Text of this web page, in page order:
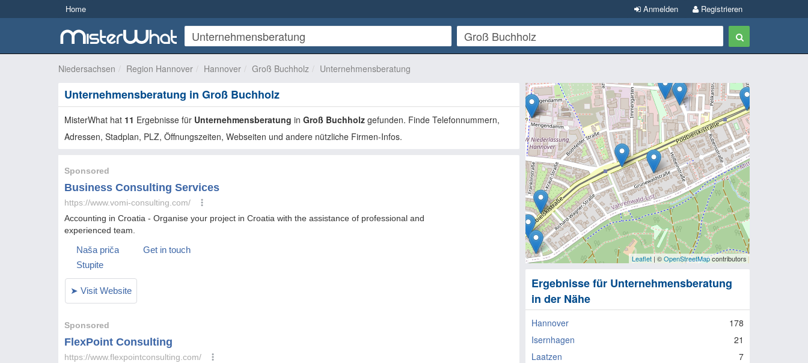
Home Registrieren
Anmelden
Niedersachsen Region Hannover Hannover Groß Buchholz Unternehmensberatung
Unternehmensberatung in Groß Buchholz
MisterWhat hat 11 Ergebnisse für Unternehmensberatung in Groß Buchholz gefunden. Finde Telefonnummern,
Adressen, Stadplan, PLZ, Öffnungszeiten, Webseiten und andere nützliche Firmen-Infos.
Leaflet| ©OpenStreetMapcontributors
Ergebnisse für Unternehmensberatung
in der Nähe
Hannover
178
Isernhagen
21
Laatzen
7